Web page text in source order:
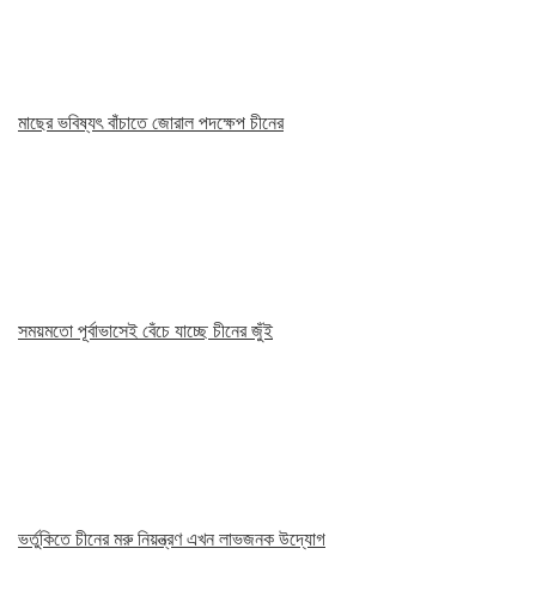
মাছের ভবিষ্যৎ বাঁচাতে জোরাল পদক্ষেপ চীনের
সময়মতো পূর্বাভাসেই বেঁচে যাচ্ছে চীনের জুঁই
ভর্তুকিতে চীনের মরু নিয়ন্ত্রণ এখন লাভজনক উদ্যোগ